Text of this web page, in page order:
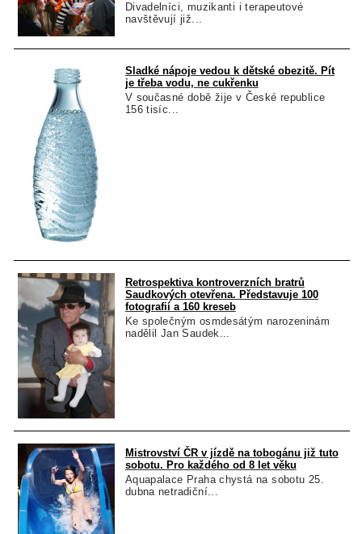
Divadelníci, muzikanti i terapeutové
navštěvují již...
Sladké nápoje vedou k dětské obezitě. Pít
je třeba vodu, ne cukřenku
V současné době žije v České republice
156 tisíc...
Retrospektiva kontroverzních bratrů
Saudkových otevřena. Představuje 100
fotografií a 160 kreseb
Ke společným osmdesátým narozeninám
nadělil Jan Saudek...
Mistrovství ČR v jízdě na tobogánu již tuto
sobotu. Pro každého od 8 let věku
Aquapalace Praha chystá na sobotu 25.
dubna netradiční...